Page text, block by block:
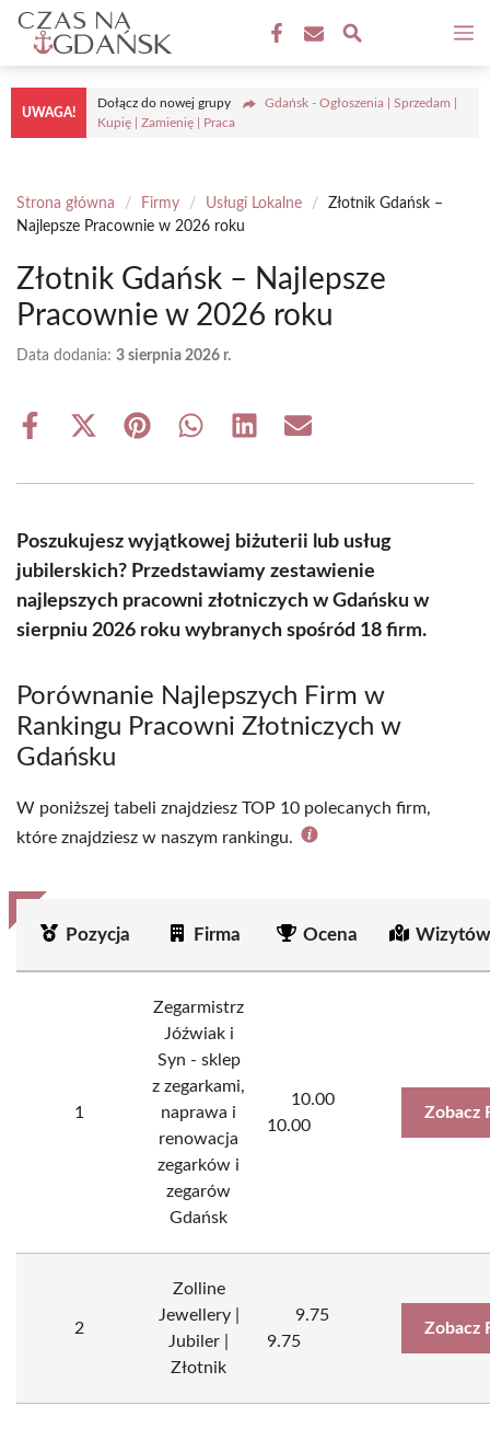
Przejdź
treści
UWAGA!
Dołącz do nowej grupy
Gdańsk - Ogłoszenia | Sprzedam |
Kupię | Zamienię | Praca
Strona główna / Firmy / Usługi Lokalne /
Złotnik Gdańsk –
Najlepsze Pracownie w 2026 roku
Złotnik Gdańsk – Najlepsze
Pracownie w 2026 roku
Data dodania: 3 sierpnia 2026 r.
Share
Share
(Twitter)
Share Share Share Share
Poszukujesz wyjątkowej biżuterii lub usług
jubilerskich? Przedstawiamy zestawienie
najlepszych pracowni złotniczych w Gdańsku w
sierpniu 2026 roku wybranych spośród 18 firm.
Porównanie Najlepszych Firm w
Rankingu Pracowni Złotniczych w
Gdańsku
W poniższej tabeli znajdziesz TOP 10 polecanych firm,
które znajdziesz w naszym rankingu.
Pozycja Firma Ocena
1
Zegarmistrz
Jóźwiak i
Syn - sklep
z zegarkami,
naprawa i
renowacja
zegarków i
zegarów
Gdańsk
10.00
10.00
Zobacz
2
Zolline
Jewellery |
Jubiler |
Złotnik
9.75
9.75
Zobacz